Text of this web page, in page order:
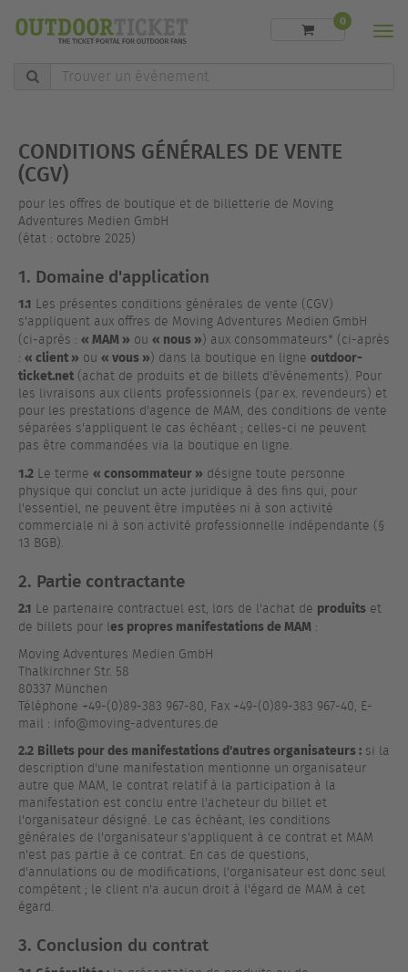
Trouver
0
CONDITIONS GÉNÉRALES DE VENTE
(CGV)
pour les offres de boutique et de billetterie de Moving
Adventures Medien GmbH
(état : octobre 2025)
1. Domaine d'application
1.1 Les présentes conditions générales de vente (CGV)
s'appliquent aux offres de Moving Adventures Medien GmbH
(ci-après : « MAM » ou « nous ») aux consommateurs* (ci-après
: « client » ou « vous ») dans la boutique en ligne outdoor-
ticket.net (achat de produits et de billets d'événements). Pour
les livraisons aux clients professionnels (par ex. revendeurs) et
pour les prestations d'agence de MAM, des conditions de vente
séparées s'appliquent le cas échéant ; celles-ci ne peuvent
pas être commandées via la boutique en ligne.
1.2 Le terme « consommateur » désigne toute personne
physique qui conclut un acte juridique à des fins qui, pour
l'essentiel, ne peuvent être imputées ni à son activité
commerciale ni à son activité professionnelle indépendante (§
13 BGB).
2. Partie contractante
2.1 Le partenaire contractuel est, lors de l'achat de produits et
de billets pour les propres manifestations de MAM :
Moving Adventures Medien GmbH
Thalkirchner Str. 58
80337 München
Téléphone +49-(0)89-383 967-80, Fax +49-(0)89-383 967-40, E-
mail : info@moving-adventures.de
2.2 Billets pour des manifestations d'autres organisateurs : si la
description d'une manifestation mentionne un organisateur
autre que MAM, le contrat relatif à la participation à la
manifestation est conclu entre l'acheteur du billet et
l'organisateur désigné. Le cas échéant, les conditions
générales de l'organisateur s'appliquent à ce contrat et MAM
n'est pas partie à ce contrat. En cas de questions,
d'annulations ou de modifications, l'organisateur est donc seul
compétent ; le client n'a aucun droit à l'égard de MAM à cet
égard.
3. Conclusion du contrat